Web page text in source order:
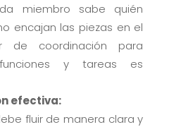
miembro sabe quién
encajan las piezas en el
de coordinación para
y tareas es
efectiva:
fluir de manera clara y